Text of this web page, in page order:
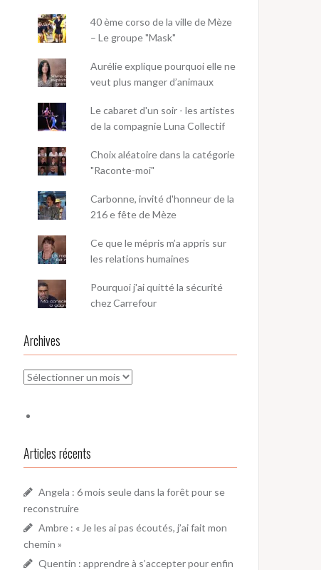
40 ème corso de la ville de Mèze
– Le groupe "Mask"
Aurélie explique pourquoi elle ne
veut plus manger d’animaux
Le cabaret d'un soir - les artistes
de la compagnie Luna Collectif
Choix aléatoire dans la catégorie
"Raconte-moi"
Carbonne, invité d'honneur de la
216 e fête de Mèze
Ce que le mépris m’a appris sur
les relations humaines
Pourquoi j'ai quitté la sécurité
chez Carrefour
Archives
Archives
Articles récents
Angela : 6 mois seule dans la forêt pour se
reconstruire
Ambre : « Je les ai pas écoutés, j’ai fait mon
chemin »
Quentin : apprendre à s’accepter pour enfin